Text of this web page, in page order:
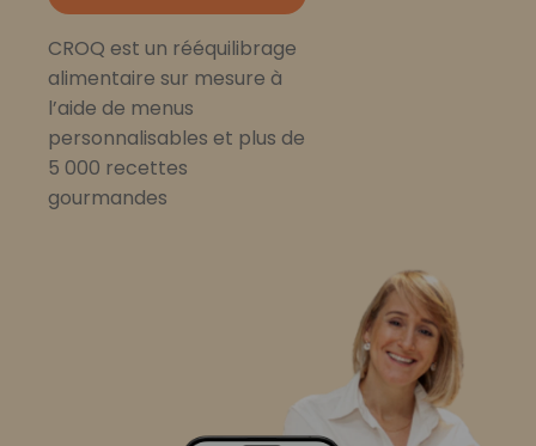
CROQ est un rééquilibrage
alimentaire sur mesure à
l’aide de menus
personnalisables et plus de
5 000 recettes
gourmandes